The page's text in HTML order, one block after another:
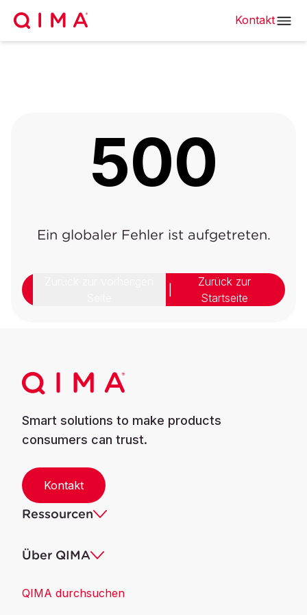
Kontakt
500
Ein globaler Fehler ist aufgetreten.
Zurück zur
Startseite
Smart solutions to make products
consumers can trust.
Kontakt
Ressourcen
Über QIMA
QIMA durchsuchen